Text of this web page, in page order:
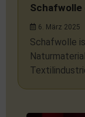
Schafwolle
6. März 2025
Schafwolle